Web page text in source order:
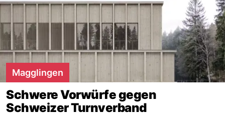
Magglingen
Schwere Vorwürfe gegen
Schweizer Turnverband